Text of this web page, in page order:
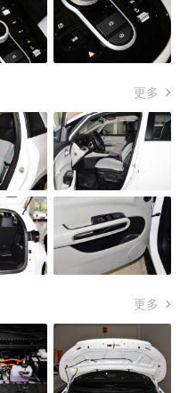
更多
更多